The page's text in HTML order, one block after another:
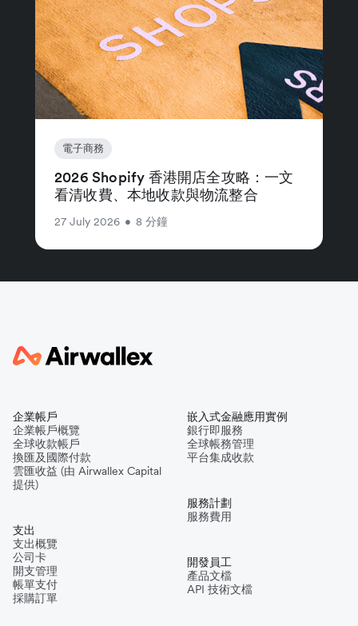
電子商務
2026 Shopify 香港開店全攻略：一文
看清收費、本地收款與物流整合
27 July 2026 • 8 分鐘
企業帳戶
企業帳戶概覽
全球收款帳戶
換匯及國際付款
雲匯收益 (由 Airwallex Capital
提供)
支出
支出概覽
公司卡
開支管理
帳單支付
採購訂單
嵌入式金融應用實例
銀行即服務
全球帳務管理
平台集成收款
服務計劃
服務費用
開發員工
產品文檔
API 技術文檔